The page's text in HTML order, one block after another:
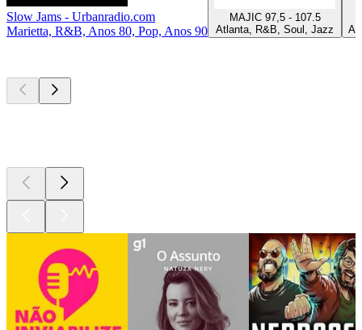
Slow Jams - Urbanradio.com
Marietta, R&B, Anos 80, Pop, Anos 90
MAJIC 97,5 - 107.5
Atlanta, R&B, Soul, Jazz